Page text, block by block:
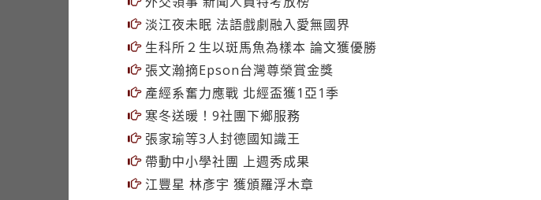
淡江夜未眠 法語戲劇融入愛無國界
生科所２生以斑馬魚為樣本 論文獲優勝
張文瀚摘Epson台灣尊榮賞金獎
產經系奮力應戰 北經盃獲1亞1季
寒冬送暖！9社團下鄉服務
張家瑜等3人封德國知識王
帶動中小學社團 上週秀成果
江豐星 林彥宇 獲頒羅浮木章